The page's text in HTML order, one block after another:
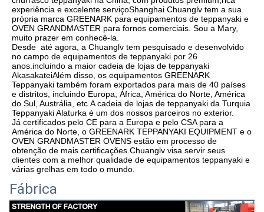
experiência e excelente serviçoShanghai Chuanglv tem a sua
própria marca GREENARK para equipamentos de teppanyaki e
OVEN GRANDMASTER para fornos comerciais. Sou a Mary,
muito prazer em conhecê-la.
Desde  até agora, a Chuanglv tem pesquisado e desenvolvido
no campo de equipamentos de teppanyaki por 26
anos.incluindo a maior cadeia de lojas de teppanyaki
AkasakateiAlém disso, os equipamentos GREENARK
Teppanyaki também foram exportados para mais de 40 países
e distritos, incluindo Europa, África, América do Norte, América
do Sul, Austrália, etc.A cadeia de lojas de teppanyaki da Turquia
Teppanyaki Alaturka é um dos nossos parceiros no exterior.
Já certificados pelo CE para a Europa e pelo CSA para a
América do Norte, o GREENARK TEPPANYAKI EQUIPMENT e o
OVEN GRANDMASTER OVENS estão em processo de
obtenção de mais certificações.Chuanglv visa servir seus
clientes com a melhor qualidade de equipamentos teppanyaki e
várias grelhas em todo o mundo.
Fábrica